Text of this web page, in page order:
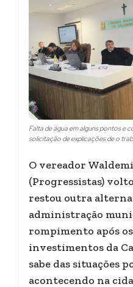
Falta de água em alguns pontos e
solicitação de explicações de o
O vereador
(Progressistas)
restou outra
administração
rompimento após
investimentos da
sabe das situações
acontecendo na